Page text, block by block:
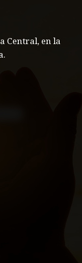
Central, en la